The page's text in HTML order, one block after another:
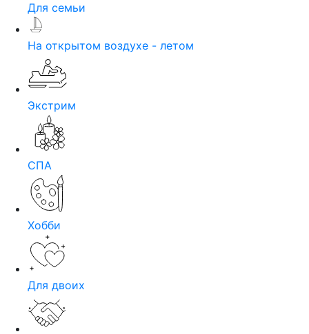
Для семьи
На открытом воздухе - летом
Экстрим
СПА
Хобби
Для двоих